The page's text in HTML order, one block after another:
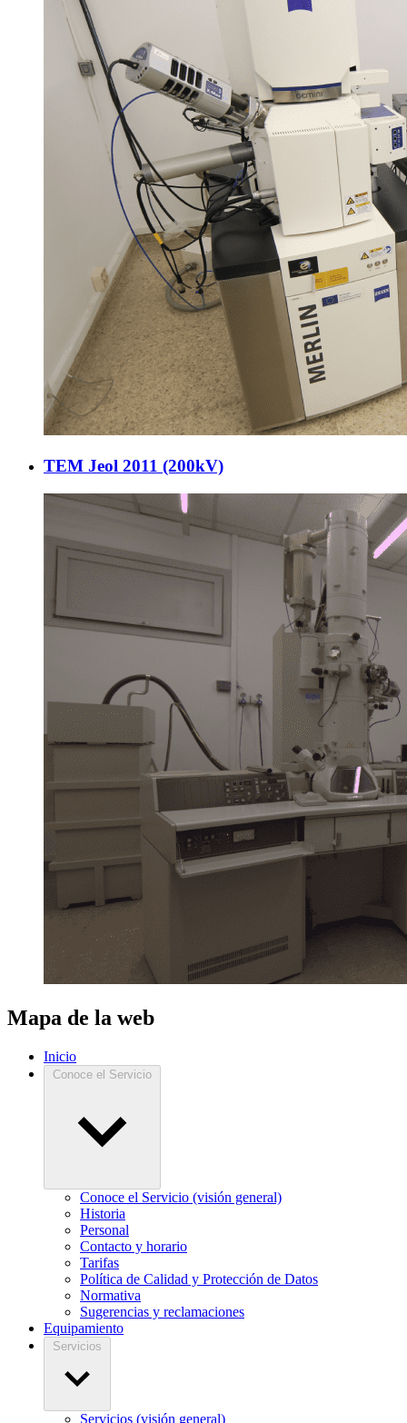
TEM Jeol 2011 (200kV)
Mapa de la web
Inicio
Conoce el Servicio
Conoce el Servicio (visión general)
Historia
Personal
Contacto y horario
Tarifas
Política de Calidad y Protección de Datos
Normativa
Sugerencias y reclamaciones
Equipamiento
Servicios
Servicios (visión general)